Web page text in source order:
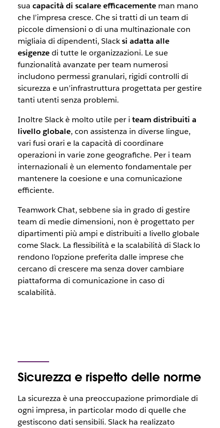
sua capacità di scalare efficacementeman mano
che l’impresa cresce. Che si tratti di un team di
piccole dimensioni o di una multinazionale con
migliaia di dipendenti, Slacksi adatta alle
esigenzedi tutte le organizzazioni. Le sue
funzionalità avanzate per team numerosi
includono permessi granulari, rigidi controlli di
sicurezza e un’infrastruttura progettata per gestire
tanti utenti senza problemi.
Inoltre Slack è molto utile per i team distribuiti a
livello globale, con assistenza in diverse lingue,
vari fusi orari e la capacità di coordinare
operazioni in varie zone geografiche. Per i team
internazionali è un elemento fondamentale per
mantenere la coesione e una comunicazione
efficiente.
Teamwork Chat, sebbene sia in grado di gestire
team di medie dimensioni, non è progettato per
dipartimenti più ampi e distribuiti a livello globale
come Slack. La flessibilità e la scalabilità di Slack lo
rendono l’opzione preferita dalle imprese che
cercano di crescere ma senza dover cambiare
piattaforma di comunicazione in caso di
scalabilità.
Sicurezza e rispetto delle norme
La sicurezza è una preoccupazione primordiale di
ogni impresa, in particolar modo di quelle che
gestiscono dati sensibili. Slack ha realizzato